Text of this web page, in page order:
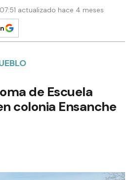
actualizado hace 4 meses
de Escuela
colonia Ensanche